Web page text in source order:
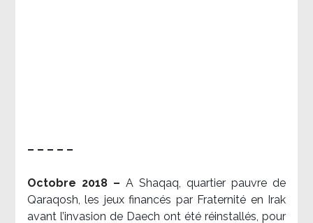
– – – – –
Octobre 2018 – A Shaqaq, quartier pauvre de
Qaraqosh, les jeux financés par Fraternité en Irak​
avant l’invasion de Daech ont été réinstallés, pour